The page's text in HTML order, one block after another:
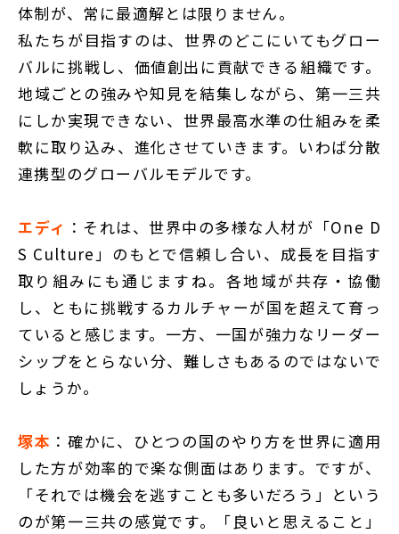
体制が、常に最適解とは限りません。
私たちが目指すのは、世界のどこにいてもグロー
バルに挑戦し、価値創出に貢献できる組織です。
地域ごとの強みや知見を結集しながら、第一三共
にしか実現できない、世界最高水準の仕組みを柔
軟に取り込み、進化させていきます。いわば分散
連携型のグローバルモデルです。
エディ ：それは、世界中の多様な人材が「One D
S Culture」のもとで信頼し合い、成長を目指す
取り組みにも通じますね。各地域が共存・協働
し、ともに挑戦するカルチャーが国を超えて育っ
ていると感じます。一方、一国が強力なリーダー
シップをとらない分、難しさもあるのではないで
しょうか。
塚本 ：確かに、ひとつの国のやり方を世界に適用
した方が効率的で楽な側面はあります。ですが、
「それでは機会を逃すことも多いだろう」という
のが第一三共の感覚です。「良いと思えること」